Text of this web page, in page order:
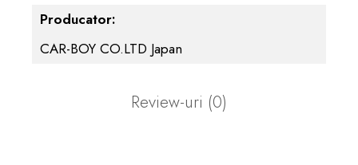
Producator:
CAR-BOY CO.LTD Japan
Review-uri (0)